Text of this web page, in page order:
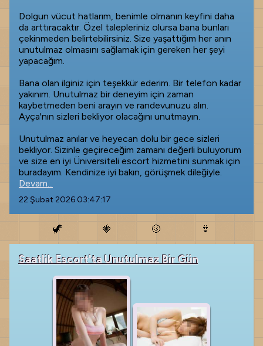
Dolgun vücut hatlarım, benimle olmanın keyfini daha
da arttıracaktır. Özel talepleriniz olursa bana bunları
çekinmeden belirtebilirsiniz. Size yaşattığım her anın
unutulmaz olmasını sağlamak için gereken her şeyi
yapacağım.
Bana olan ilginiz için teşekkür ederim. Bir telefon kadar
yakınım. Unutulmaz bir deneyim için zaman
kaybetmeden beni arayın ve randevunuzu alın.
Ayça'nın sizleri bekliyor olacağını unutmayın.
Unutulmaz anılar ve heyecan dolu bir gece sizleri
bekliyor. Sizinle geçireceğim zamanı değerli buluyorum
ve size en iyi Üniversiteli escort hizmetini sunmak için
buradayım. Kendinize iyi bakın, görüşmek dileğiyle.
Devam...
22 Şubat 2026 03:47:17
🦖 🍓 🌝 👙
Saatlik Escort'ta Unutulmaz Bir Gün